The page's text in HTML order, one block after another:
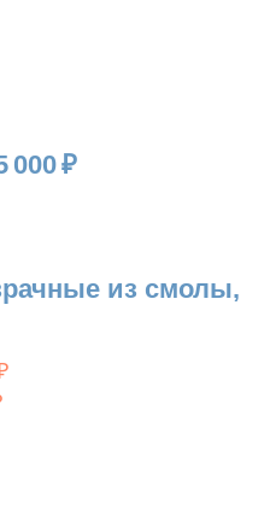
000₽
из смолы,